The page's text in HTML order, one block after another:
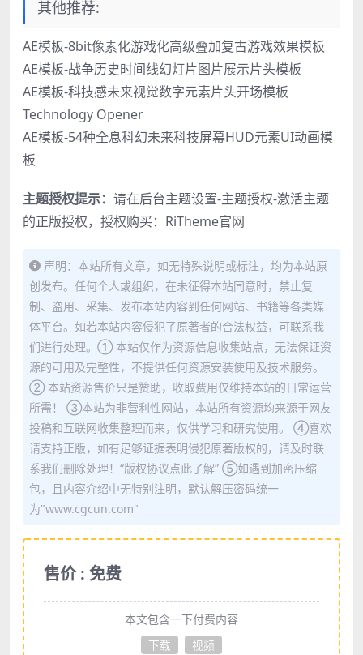
其他推荐:
AE模板-8bit像素化游戏化高级叠加复古游戏效果模板
AE模板-战争历史时间线幻灯片图片展示片头模板
AE模板-科技感未来视觉数字元素片头开场模板
Technology Opener
AE模板-54种全息科幻未来科技屏幕HUD元素UI动画模
板
主题授权提示： 请在后台主题设置-主题授权-激活主题
的正版授权，授权购买： RiTheme官网
声明：本站所有文章，如无特殊说明或标注，均为本站原
创发布。任何个人或组织，在未征得本站同意时，禁止复
制、盗用、采集、发布本站内容到任何网站、书籍等各类媒
体平台。如若本站内容侵犯了原著者的合法权益，可联系我
们进行处理。① 本站仅作为资源信息收集站点，无法保证资
源的可用及完整性，不提供任何资源安装使用及技术服务。
② 本站资源售价只是赞助，收取费用仅维持本站的日常运营
所需！ ③本站为非营利性网站，本站所有资源均来源于网友
投稿和互联网收集整理而来，仅供学习和研究使用。 ④喜欢
请支持正版，如有足够证据表明侵犯原著版权的，请及时联
系我们删除处理！“版权协议点此了解” ⑤如遇到加密压缩
包，且内容介绍中无特别注明，默认解压密码统一
为"www.cgcun.com"
售价 : 免费
本文包含一下付费内容
下载
视频